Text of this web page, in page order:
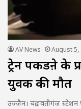
AV News August 5,
ट्रेन पकडऩे के
युवक की मौत
उज्जैन। चंद्रावतीगंज